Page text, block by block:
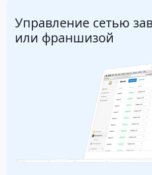
Управление сетью
или франшизой